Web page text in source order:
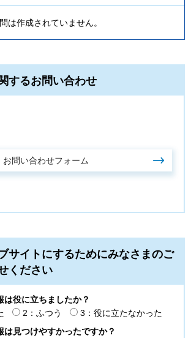
は作成されていません。
するお問い合わせ
サイトにするためにみなさまのご
ください
は役に立ちましたか？
2：ふつう
3：役に立たなかった
は見つけやすかったですか？